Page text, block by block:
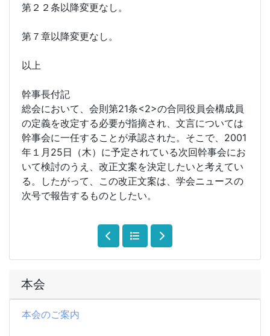
本会
本会のご案内
第２２条以降変更なし。
第７章以降変更なし。
以上
幹事長付記
総会において、会則第21条<2>の合同役員会構成員
の定義を改定する必要が指摘され、文言については
幹事会に一任することが承認された。そこで、2001
年１月25日（木）に予定されている次回幹事会にお
いて検討のうえ、改正文案を決定したいと考えてい
る。したがって、この改正文案は、学会ニュースの
次号で報告するものとしたい。